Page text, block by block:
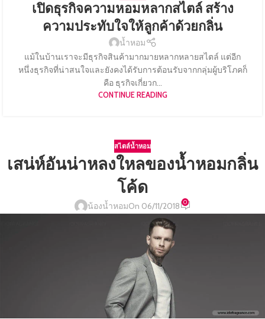
เปิดธุรกิจความหอมหลากสไตล์ สร้าง
ความประทับใจให้ลูกค้าด้วยกลิ่น
น้ำหอม
แม้ในบ้านเราจะมีธุรกิจสินค้ามากมายหลากหลายสไตล์ แต่อีก
หนึ่งธุรกิจที่น่าสนใจและยังคงได้รับการต้อนรับจากกลุ่มผู้บริโภคก็
คือ ธุรกิจเกี่ยวก...
CONTINUE READING
สไตล์น้ำหอม
เสน่ห์อันน่าหลงใหลของน้ำหอมกลิ่น
โค้ด
น้องน้ำหอมOn 06/11/2018 0